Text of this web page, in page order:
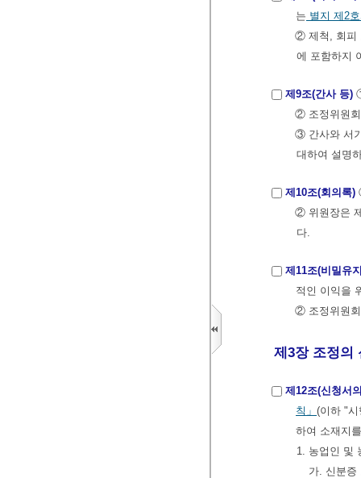
는 별지 제2
② 제척, 회피
에 포함하지
제9조(간사 등)
② 조정위원
③ 간사와 서
대하여 설명
제10조(회의록)
② 위원장은
다.
제11조(비밀유
적인 이익을
② 조정위원
제3장 조정의
제12조(신청서
칙」 (이하 "
하여 소재지
1. 농업인 및
가. 신분